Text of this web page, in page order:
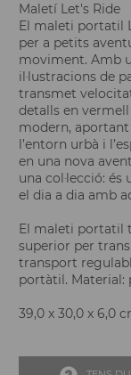
Maletí Let's Ride
El maleti portatil
per a petits
moviment. Amb
il·lustracions de
transmet
detalls en
modern, aportant
l’entorn urbà i
en una nova
una col·lecció:
el dia a dia amb
El maleti portatil
superior per
transport
portàtil. Material:
39,0 x 30,0 x 6,0